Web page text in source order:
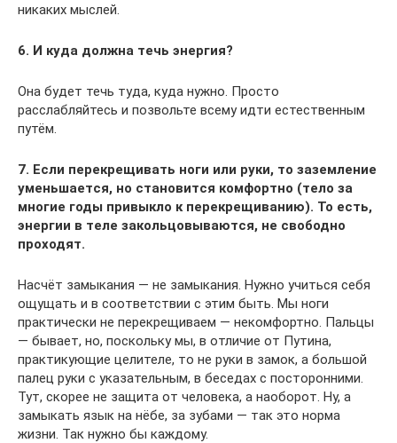
никаких мыслей.
6. И куда должна течь энергия?
Она будет течь туда, куда нужно. Просто
расслабляйтесь и позвольте всему идти естественным
путём.
7. Если перекрещивать ноги или руки, то заземление
уменьшается, но становится комфортно (тело за
многие годы привыкло к перекрещиванию). То есть,
энергии в теле закольцовываются, не свободно
проходят.
Насчёт замыкания — не замыкания. Нужно учиться себя
ощущать и в соответствии с этим быть. Мы ноги
практически не перекрещиваем — некомфортно. Пальцы
— бывает, но, поскольку мы, в отличие от Путина,
практикующие целителе, то не руки в замок, а большой
палец руки с указательным, в беседах с посторонними.
Тут, скорее не защита от человека, а наоборот. Ну, а
замыкать язык на нёбе, за зубами — так это норма
жизни. Так нужно бы каждому.